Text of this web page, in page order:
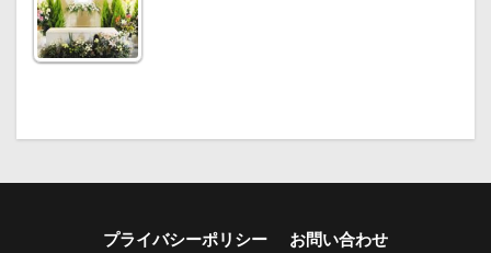
プライバシーポリシー お問い合わせ